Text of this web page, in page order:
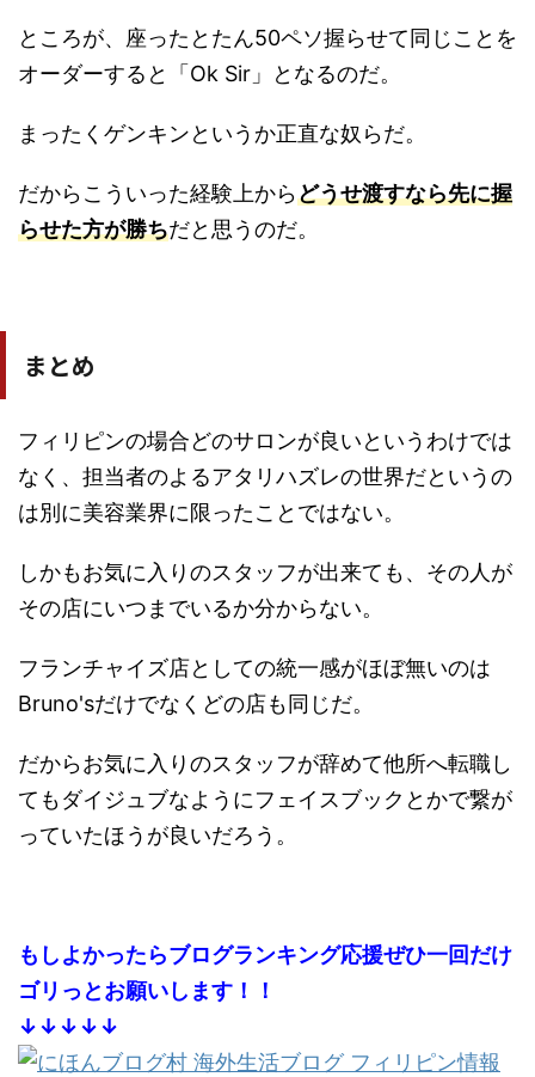
ところが、座ったとたん50ペソ握らせて同じことを
オーダーすると「Ok Sir」となるのだ。
まったくゲンキンというか正直な奴らだ。
だからこういった経験上からどうせ渡すなら先に握
らせた方が勝ちだと思うのだ。
まとめ
フィリピンの場合どのサロンが良いというわけでは
なく、担当者のよるアタリハズレの世界だというの
は別に美容業界に限ったことではない。
しかもお気に入りのスタッフが出来ても、その人が
その店にいつまでいるか分からない。
フランチャイズ店としての統一感がほぼ無いのは
Bruno'sだけでなくどの店も同じだ。
だからお気に入りのスタッフが辞めて他所へ転職し
てもダイジュブなようにフェイスブックとかで繋が
っていたほうが良いだろう。
もしよかったらブログランキング応援ぜひ一回だけ
ゴリっとお願いします！！
↓↓↓↓↓